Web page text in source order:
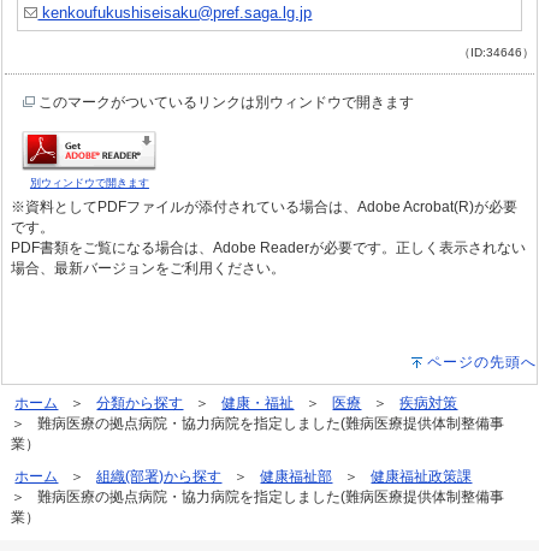
kenkoufukushiseisaku@pref.saga.lg.jp
（ID:34646）
このマークがついているリンクは別ウィンドウで開きます
別ウィンドウで開きます
※資料としてPDFファイルが添付されている場合は、Adobe Acrobat(R)が必要
です。
PDF書類をご覧になる場合は、Adobe Readerが必要です。正しく表示されない
場合、最新バージョンをご利用ください。
ページの先頭へ
ホーム 分類から探す 健康・福祉 医療
疾病対策
難病医療の拠点病院・協力病院を指定しました(難病医療提供体制整備事
業）
ホーム
組織(部署)から探す 健康福祉部
健康福祉政策課
難病医療の拠点病院・協力病院を指定しました(難病医療提供体制整備事
業）